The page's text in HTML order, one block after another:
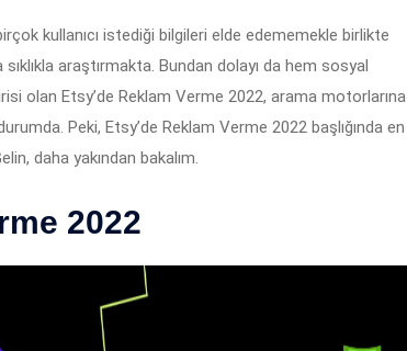
kullanıcı istediği bilgileri elde edememekle birlikte
araştırmakta. Bundan dolayı da hem sosyal
olan Etsy’de Reklam Verme 2022, arama motorlarına
Peki, Etsy’de Reklam Verme 2022 başlığında en
daha yakından bakalım.
2022